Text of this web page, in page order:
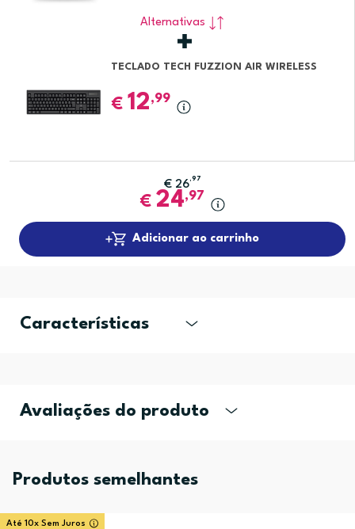
Alternativas
TECLADO TECH FUZZION AIR WIRELESS
€ 12,99
€ 26,97
€ 24,97
Adicionar ao carrinho
Características
Avaliações do produto
Produtos semelhantes
Até 10x Sem Juros